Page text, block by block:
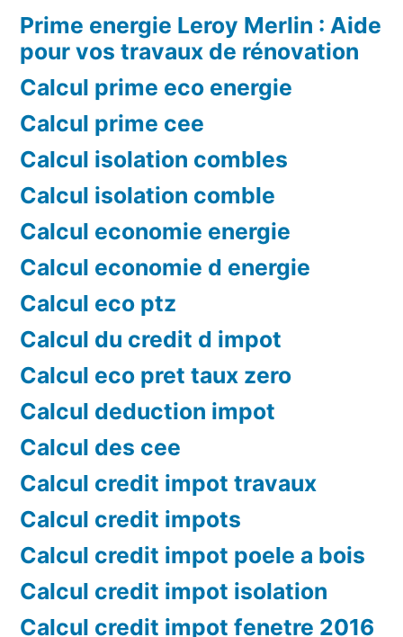
Prime energie Leroy Merlin : Aide
pour vos travaux de rénovation
Calcul prime eco energie
Calcul prime cee
Calcul isolation combles
Calcul isolation comble
Calcul economie energie
Calcul economie d energie
Calcul eco ptz
Calcul du credit d impot
Calcul eco pret taux zero
Calcul deduction impot
Calcul des cee
Calcul credit impot travaux
Calcul credit impots
Calcul credit impot poele a bois
Calcul credit impot isolation
Calcul credit impot fenetre 2016